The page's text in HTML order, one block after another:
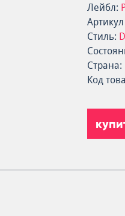
Лейбл:
Стиль:
Страна:
Код